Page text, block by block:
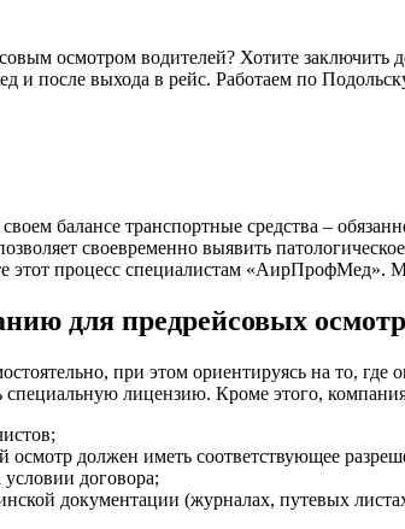
осмотром водителей? Хотите
и после выхода в рейс. Работаем по
балансе транспортные средства –
своевременно выявить
этот процесс специалистам «АирПрофМед».
для предрейсовых
при этом ориентируясь на то, где
лицензию. Кроме этого,
должен иметь соответствующее
договора;
документации (журналах, путевых